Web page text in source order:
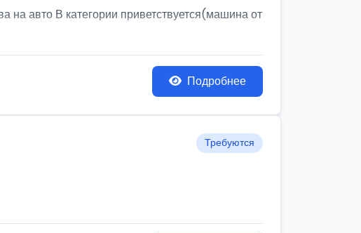
авто В категории приветствуется(машина от
Подробнее
Требуются